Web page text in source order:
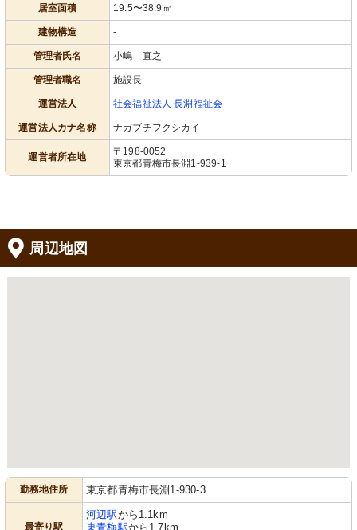
居室面積 19.5〜38.9㎡
建物構造 -
管理者氏名 小嶋 直之
管理者職名 施設長
運営法人 社会福祉法人 長淵福祉会
運営法人カナ名称 ナガブチフクシカイ
運営者所在地
〒198-0052
東京都青梅市長淵1-939-1
周辺地図
勤務地住所 東京都青梅市長淵1-930-3
最寄り駅
河辺駅から1.1km
東青梅駅から1.7km